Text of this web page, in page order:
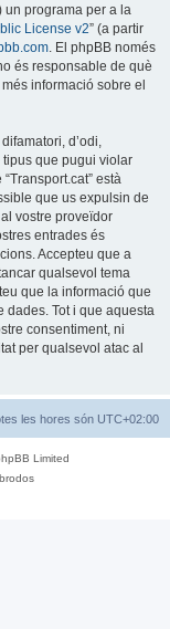
un programa per a la
License v2” (a partir
. El phpBB només
és responsable de què
informació sobre el
d’odi,
que pugui violar
està
que us expulsin de
vostre proveïdor
entrades és
Accepteu que a
qualsevol tema
que la informació que
Tot i que aquesta
consentiment, ni
per qualsevol atac al
les hores són UTC+02:00
Limited